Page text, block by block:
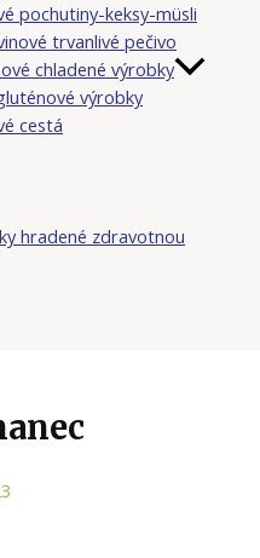
pochutiny-keksy-müsli
trvanlivé pečivo
chladené výrobky
výrobky
cestá
hradené zdravotnou